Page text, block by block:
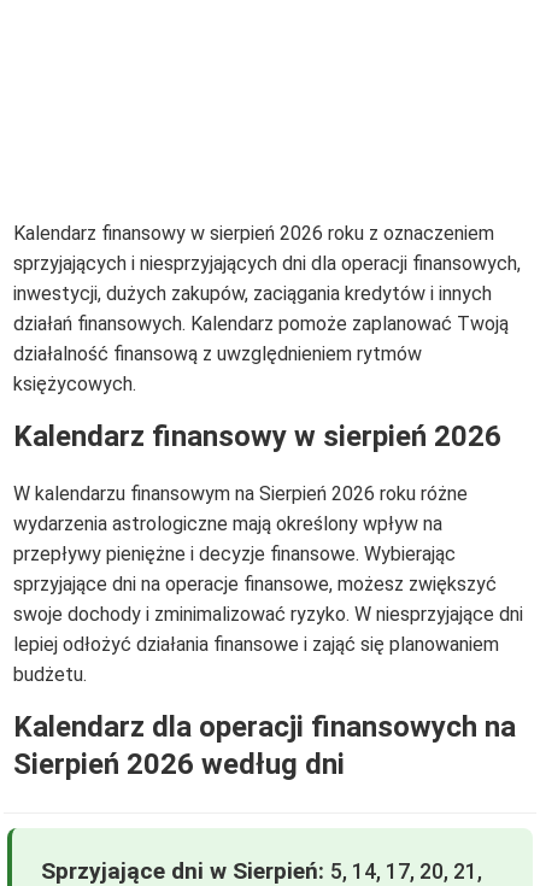
Kalendarz finansowy w sierpień 2026 roku z oznaczeniem
sprzyjających i niesprzyjających dni dla operacji finansowych,
inwestycji, dużych zakupów, zaciągania kredytów i innych
działań finansowych. Kalendarz pomoże zaplanować Twoją
działalność finansową z uwzględnieniem rytmów
księżycowych.
Kalendarz finansowy w sierpień 2026
W kalendarzu finansowym na Sierpień 2026 roku różne
wydarzenia astrologiczne mają określony wpływ na
przepływy pieniężne i decyzje finansowe. Wybierając
sprzyjające dni na operacje finansowe, możesz zwiększyć
swoje dochody i zminimalizować ryzyko. W niesprzyjające dni
lepiej odłożyć działania finansowe i zająć się planowaniem
budżetu.
Kalendarz dla operacji finansowych na
Sierpień 2026 według dni
Sprzyjające dni w Sierpień: 5, 14, 17, 20, 21,